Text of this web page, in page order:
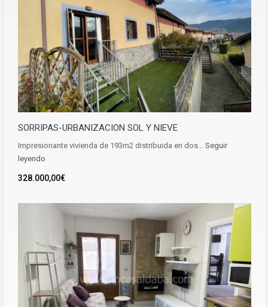
SORRIPAS-URBANIZACION SOL Y NIEVE
Impresionante vivienda de 193m2 distribuida en dos… Seguir
leyendo
328.000,00€